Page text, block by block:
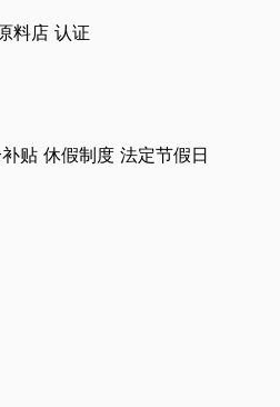
料店 认证
贴 休假制度 法定节假日